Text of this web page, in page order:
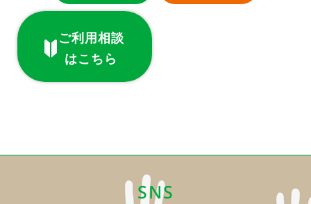
ご利用相談
はこちら
SNS